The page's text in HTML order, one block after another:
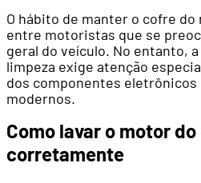
O hábito de manter o cofre
entre motoristas que se
geral do veículo. No entanto,
limpeza exige atenção
dos componentes
modernos.
Como lavar o motor
corretamente